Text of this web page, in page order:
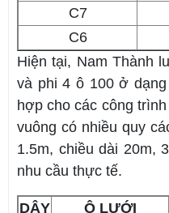
C7
C6
Hiện tại, Nam Thành
và phi 4 ô 100 ở
hợp cho các công
vuông có nhiều quy
1.5m, chiều dài 20m,
nhu cầu thực tế.
DÂY Ô LƯỚI